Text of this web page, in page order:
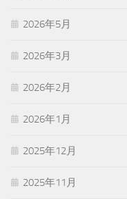
2026年5月
2026年3月
2026年2月
2026年1月
2025年12月
2025年11月